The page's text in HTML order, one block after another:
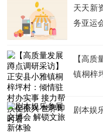
天天新
务亚运
【高质
镇桐梓
剧本娱